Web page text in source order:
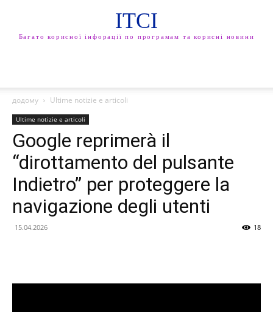
ITCI
Багато корисної інфорації по програмам та корисні новини
додому Ultime notizie e articoli
Ultime notizie e articoli
Google reprimerà il
“dirottamento del pulsante
Indietro” per proteggere la
navigazione degli utenti
15.04.2026 18